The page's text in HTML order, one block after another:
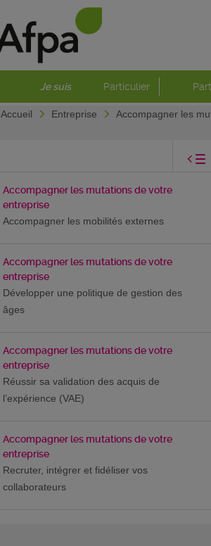
Je suis Particulier
Accueil Entreprise Accompagner les
Accompagner les mutations de votre
entreprise
Accompagner les mobilités externes
Accompagner les mutations de votre
entreprise
Développer une politique de gestion des
âges
Accompagner les mutations de votre
entreprise
Réussir sa validation des acquis de
l’expérience (VAE)
Accompagner les mutations de votre
entreprise
Recruter, intégrer et fidéliser vos
collaborateurs